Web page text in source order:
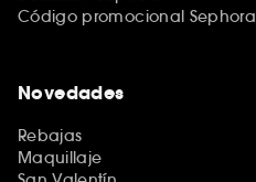
Código promocional Sephora
Novedades
Rebajas
Maquillaje